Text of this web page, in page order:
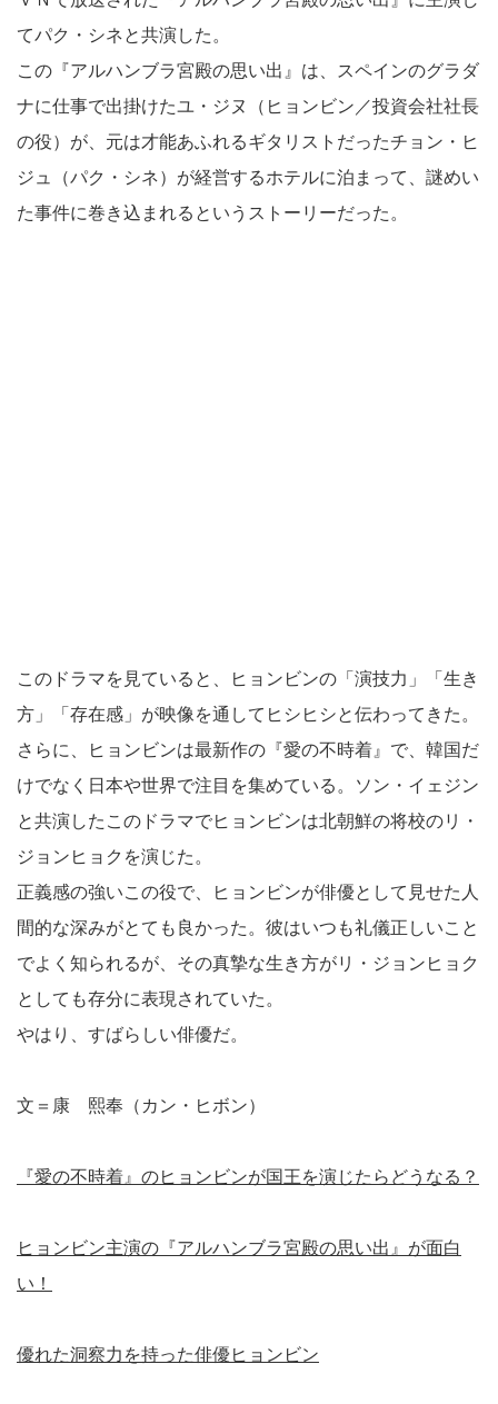
てパク・シネと共演した。
この『アルハンブラ宮殿の思い出』は、スペインのグラダ
ナに仕事で出掛けたユ・ジヌ（ヒョンビン／投資会社社長
の役）が、元は才能あふれるギタリストだったチョン・ヒ
ジュ（パク・シネ）が経営するホテルに泊まって、謎めい
た事件に巻き込まれるというストーリーだった。
このドラマを見ていると、ヒョンビンの「演技力」「生き
方」「存在感」が映像を通してヒシヒシと伝わってきた。
さらに、ヒョンビンは最新作の『愛の不時着』で、韓国だ
けでなく日本や世界で注目を集めている。ソン・イェジン
と共演したこのドラマでヒョンビンは北朝鮮の将校のリ・
ジョンヒョクを演じた。
正義感の強いこの役で、ヒョンビンが俳優として見せた人
間的な深みがとても良かった。彼はいつも礼儀正しいこと
でよく知られるが、その真摯な生き方がリ・ジョンヒョク
としても存分に表現されていた。
やはり、すばらしい俳優だ。
文＝康 熙奉（カン・ヒボン）
『愛の不時着』のヒョンビンが国王を演じたらどうなる？
ヒョンビン主演の『アルハンブラ宮殿の思い出』が面白
い！
優れた洞察力を持った俳優ヒョンビン